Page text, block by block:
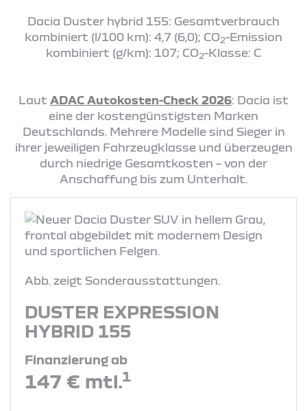
Dacia Duster hybrid 155: Gesamtverbrauch
kombiniert (l/100 km): 4,7 (6,0); CO2-Emission
kombiniert (g/km): 107; CO2-Klasse: C
Laut ADAC Autokosten-Check 2026: Dacia ist
eine der kostengünstigsten Marken
Deutschlands. Mehrere Modelle sind Sieger in
ihrer jeweiligen Fahrzeugklasse und überzeugen
durch niedrige Gesamtkosten – von der
Anschaffung bis zum Unterhalt.
Abb. zeigt Sonderausstattungen.
DUSTER EXPRESSION
HYBRID 155
Finanzierung ab
147 € mtl.1